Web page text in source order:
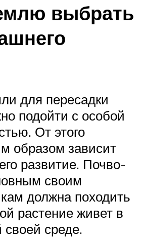
выбрать
для пересадки
подойти с особой
От этого
образом зависит
развитие. Почво-
своим
должна походить
растение живет в
своей среде.